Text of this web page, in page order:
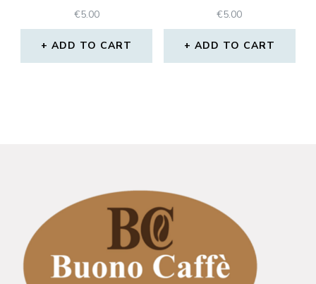
€5.00
ADD TO CART
€5.00
ADD TO CART